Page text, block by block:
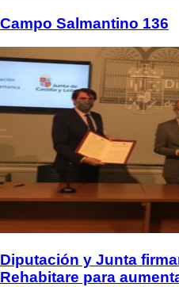
Campo Salmantino 136
Diputación y Junta
Rehabitare para